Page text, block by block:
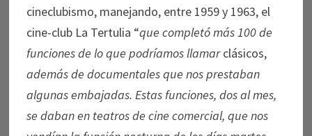
cineclubismo, manejando, entre 1959 y 1963, el
cine-club La Tertulia “que completó más 100 de
funciones de lo que podríamos llamarclásicos,
además de documentales que nos prestaban
algunas embajadas. Estas funciones, dos al mes,
se daban en teatros de cine comercial, que nos